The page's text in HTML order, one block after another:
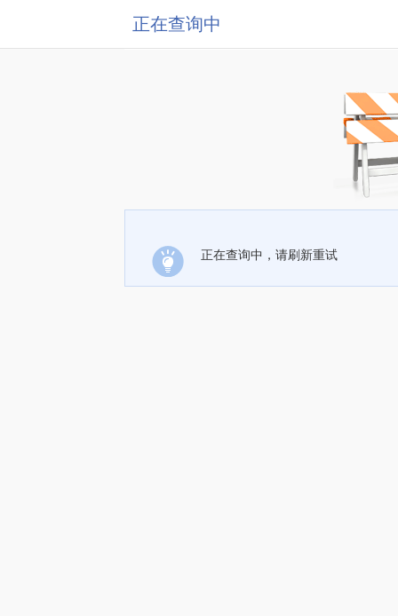
正在查询中
正在查询中，请刷新重试